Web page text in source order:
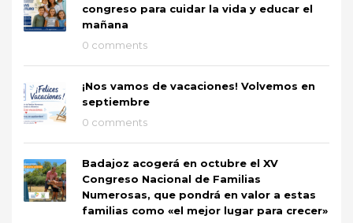
congreso para cuidar la vida y educar el
mañana
0 comments
¡Nos vamos de vacaciones! Volvemos en
septiembre
0 comments
Badajoz acogerá en octubre el XV
Congreso Nacional de Familias
Numerosas, que pondrá en valor a estas
familias como «el mejor lugar para crecer»